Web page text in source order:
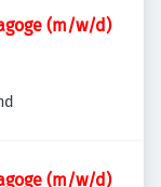
(m/w/d)
(m/w/d)